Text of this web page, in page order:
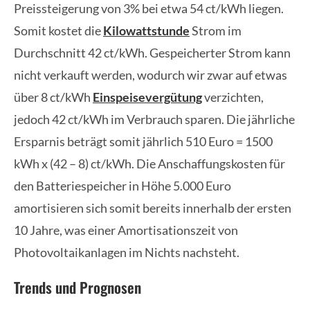
Preissteigerung von 3% bei etwa 54 ct/kWh liegen.
Somit kostet dieKilowattstundeStrom im
Durchschnitt 42 ct/kWh. Gespeicherter Strom kann
nicht verkauft werden, wodurch wir zwar auf etwas
über 8 ct/kWh Einspeisevergütungverzichten,
jedoch 42 ct/kWh im Verbrauch sparen. Die jährliche
Ersparnis beträgt somit jährlich 510 Euro = 1500
kWh x (42 – 8) ct/kWh. Die Anschaffungskosten für
den Batteriespeicher in Höhe 5.000 Euro
amortisieren sich somit bereits innerhalb der ersten
10 Jahre, was einer Amortisationszeit von
Photovoltaikanlagen im Nichts nachsteht.
Trends und Prognosen